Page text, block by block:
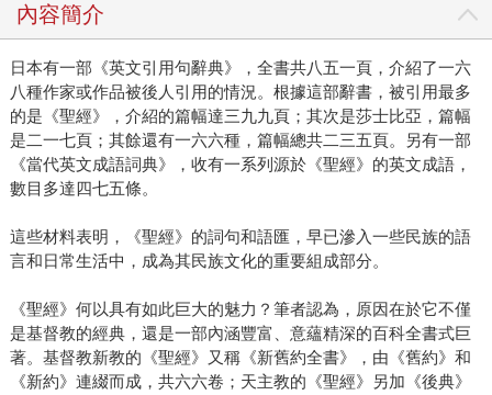
內容簡介
日本有一部《英文引用句辭典》，全書共八五一頁，介紹了一六
八種作家或作品被後人引用的情況。根據這部辭書，被引用最多
的是《聖經》，介紹的篇幅達三九九頁；其次是莎士比亞，篇幅
是二一七頁；其餘還有一六六種，篇幅總共二三五頁。另有一部
《當代英文成語詞典》，收有一系列源於《聖經》的英文成語，
數目多達四七五條。
這些材料表明，《聖經》的詞句和語匯，早已滲入一些民族的語
言和日常生活中，成為其民族文化的重要組成部分。
《聖經》何以具有如此巨大的魅力？筆者認為，原因在於它不僅
是基督教的經典，還是一部內涵豐富、意蘊精深的百科全書式巨
著。基督教新教的《聖經》又稱《新舊約全書》，由《舊約》和
《新約》連綴而成，共六六卷；天主教的《聖經》另加《後典》